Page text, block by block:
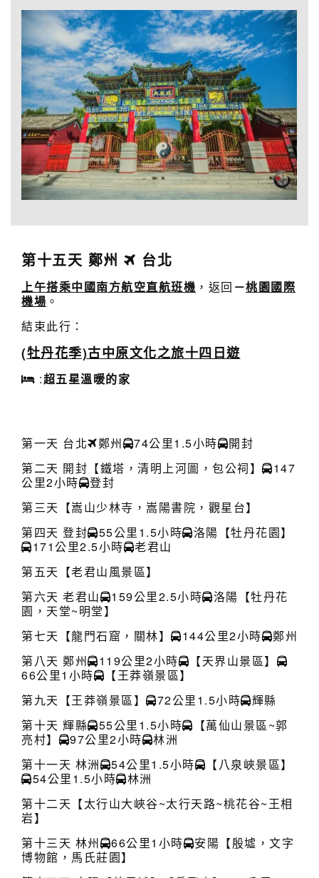
第十五天 鄭州 台北
上午搭乘中國南方航空直航班機 ，返回 －桃園國際
機場 。
結束此行：
(牡丹花季)古中原文化之旅十四日遊
:超五星溫暖的家
第一天 台北 鄭州 74公里1.5小時
開封
第二天 開封【鐵塔，清明上河圖，包公祠】
147
公里2小時
登封
第三天【嵩山少林寺，嵩陽書院，觀星台】
第四天 登封
55公里1.5小時
洛陽【牡丹花園】
171公里2.5小時
老君山
第五天【老君山風景區】
第六天 老君山
159公里2.5小時
洛陽【牡丹花
園，天堂~明堂】
第七天【龍門石窟，關林】
144公里2小時
鄭州
第八天 鄭州
119公里2小時
【天界山景區】
66公里1小時
【王莽嶺景區】
第九天【王莽嶺景區】
72公里1.5小時
輝縣
第十天 輝縣
55公里1.5小時
【萬仙山景區~郭
亮村】
97公里2小時
林洲
第十一天 林洲
54公里1.5小時
【八泉峽景區】
54公里1.5小時
林洲
第十二天【太行山大峽谷~太行天路~桃花谷~王相
岩】
第十三天 林州
66公里1小時
安陽【殷墟，文字
博物館，馬氏莊園】